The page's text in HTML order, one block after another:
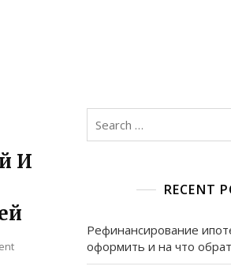
И
On
Search
RECENT
Рефинансирование
оформить и на что